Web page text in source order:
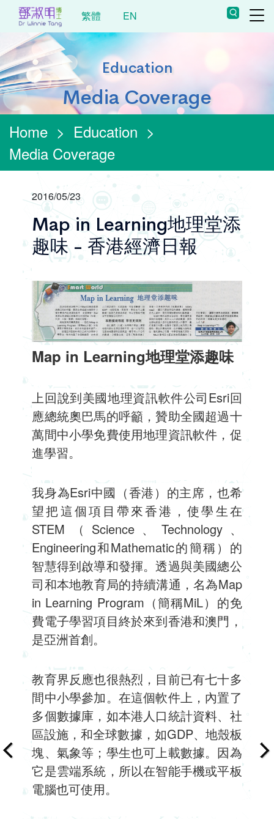
繁體 EN
Education
Media Coverage
Home > Education >
Media Coverage
2016/05/23
Map in Learning地理堂添
趣味 - 香港經濟日報
Map in Learning地理堂添趣味
上回說到美國地理資訊軟件公司Esri回
應總統奧巴馬的呼籲，贊助全國超過十
萬間中小學免費使用地理資訊軟件，促
進學習。
我身為Esri中國（香港）的主席，也希
望把這個項目帶來香港，使學生在
STEM（Science、Technology、
Engineering和Mathematic的簡稱）的
智慧得到啟導和發揮。透過與美國總公
司和本地教育局的持續溝通，名為Map
in Learning Program（簡稱MiL）的免
費電子學習項目終於來到香港和澳門，
是亞洲首創。
教育界反應也很熱烈，目前已有七十多
間中小學參加。在這個軟件上，內置了
多個數據庫，如本港人口統計資料、社
區設施，和全球數據，如GDP、地殼板
塊、氣象等；學生也可上載數據。因為
它是雲端系統，所以在智能手機或平板
電腦也可使用。